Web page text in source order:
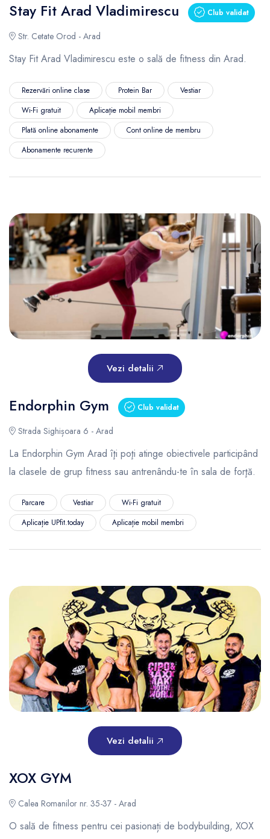
Stay Fit Arad Vladimirescu Club validat
Str. Cetate Orod - Arad
Stay Fit Arad Vladimirescu este o sală de fitness din Arad.
Rezervări online clase Protein Bar
Vestiar
Wi-Fi gratuit
Aplicație mobil membri
Plată online abonamente
Cont online de membru
Abonamente recurente
Vezi detalii
Endorphin Gym Club validat
Strada Sighișoara 6 - Arad
La Endorphin Gym Arad îţi poţi atinge obiectivele participând
la clasele de grup fitness sau antrenându-te în sala de forţă.
Parcare Vestiar
Wi-Fi gratuit
Aplicație UPfit.today
Aplicație mobil membri
Vezi detalii
XOX GYM
Calea Romanilor nr. 35-37 - Arad
O sală de fitness pentru cei pasionați de bodybuilding, XOX